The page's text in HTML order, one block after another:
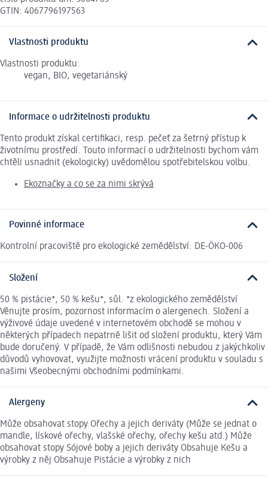
GTIN: 4067796197563
Vlastnosti produktu
Vlastnosti produktu:
vegan, BIO, vegetariánský
Informace o udržitelnosti produktu
Tento produkt získal certifikaci, resp. pečeť za šetrný přístup k
životnímu prostředí. Touto informací o udržitelnosti bychom vám
chtěli usnadnit (ekologicky) uvědomělou spotřebitelskou volbu.
Ekoznačky a co se za nimi skrývá
Povinné informace
Kontrolní pracoviště pro ekologické zemědělství: DE-ÖKO-006
Složení
50 % pistácie*, 50 % kešu*, sůl. *z ekologického zemědělství
Věnujte prosím, pozornost informacím o alergenech. Složení a
výživové údaje uvedené v internetovém obchodě se mohou v
některých případech nepatrně lišit od složení produktu, který Vám
bude doručený. V případě, že Vám odlišnosti nebudou z jakýchkoliv
důvodů vyhovovat, využijte možnosti vrácení produktu v souladu s
našimi Všeobecnými obchodními podmínkami.
Alergeny
Může obsahovat stopy Ořechy a jejich deriváty (Může se jednat o
mandle, lískové ořechy, vlašské ořechy, ořechy kešu atd.) Může
obsahovat stopy Sójové boby a jejich deriváty Obsahuje Kešu a
výrobky z něj Obsahuje Pistácie a výrobky z nich